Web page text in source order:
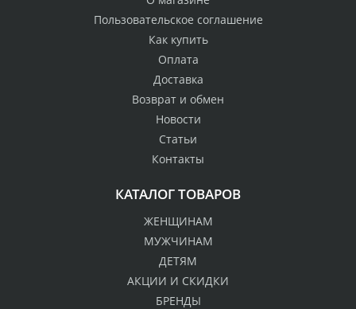
Пользовательское соглашение
Как купить
Оплата
Доставка
Возврат и обмен
Новости
Статьи
Контакты
КАТАЛОГ ТОВАРОВ
ЖЕНЩИНАМ
МУЖЧИНАМ
ДЕТЯМ
АКЦИИ И СКИДКИ
БРЕНДЫ